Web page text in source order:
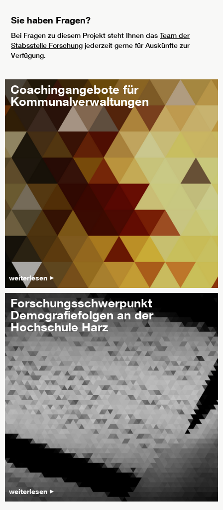
Sie haben Fragen?
Bei Fragen zu diesem Projekt steht Ihnen das Team der
Stabsstelle Forschung jederzeit gerne für Auskünfte zur
Verfügung.
Coachingangebote für
Kommunalverwaltungen
weiterlesen
Forschungsschwerpunkt
Demografiefolgen an der
Hochschule Harz
weiterlesen